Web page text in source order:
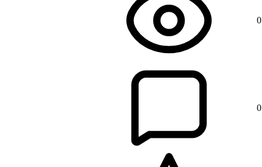
0
0